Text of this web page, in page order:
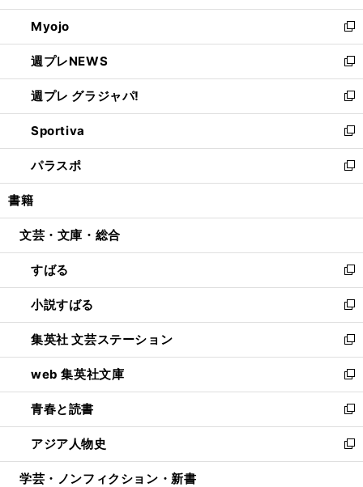
開
く
ウ
で
開
く
ン
ド
ウ
で
開
く
ウ
ィ
ン
ド
ウ
で
開
く
Myojo
新
し
い
ウ
ィ
ン
ド
ウ
で
開
週プレNEWS
新
し
い
ウ
ィ
ン
ド
ウ
開
週プレ グラジャパ!
新
し
い
ウ
ィ
ン
ウ
開
く
Sportiva
新
し
い
ウ
ン
ウ
で
開
く
パラスポ
新
し
ウ
ン
ド
ウ
で
開
く
書籍
文芸・文庫・総合
すばる
新
し
い
ウ
ィ
ン
ド
ウ
で
開
く
小説すばる
新
し
い
ウ
ィ
ン
ド
ウ
で
開
集英社 文芸ステーション
新
し
い
ウ
ィ
ン
ド
ウ
web 集英社文庫
新
し
い
ウ
ィ
ン
青春と読書
新
し
い
ウ
アジア人物史
新
し
学芸・ノンフィクション・新書